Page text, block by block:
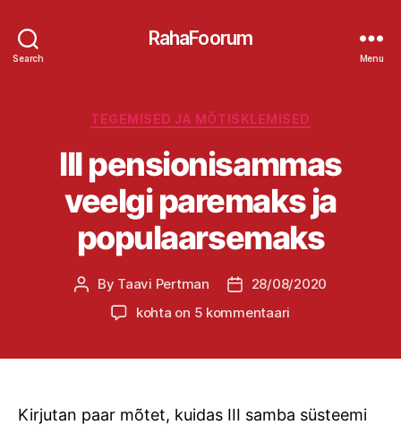
Search
RahaFoorum
Menu
Categories
TEGEMISED JA MÕTISKLEMISED
III pensionisammas
veelgi paremaks ja
populaarsemaks
Post
author
By Taavi Pertman
Post28/08/2020
III
populaarsemaks
kohta on 5 kommentaari
Kirjutan paar mõtet, kuidas III samba süsteemi